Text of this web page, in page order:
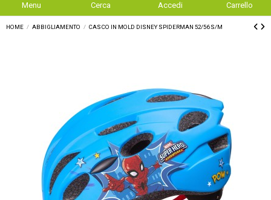
Menu Cerca Accedi Carrello
HOME ABBIGLIAMENTO CASCO IN MOLD DISNEY SPIDERMAN 52/56 S/M